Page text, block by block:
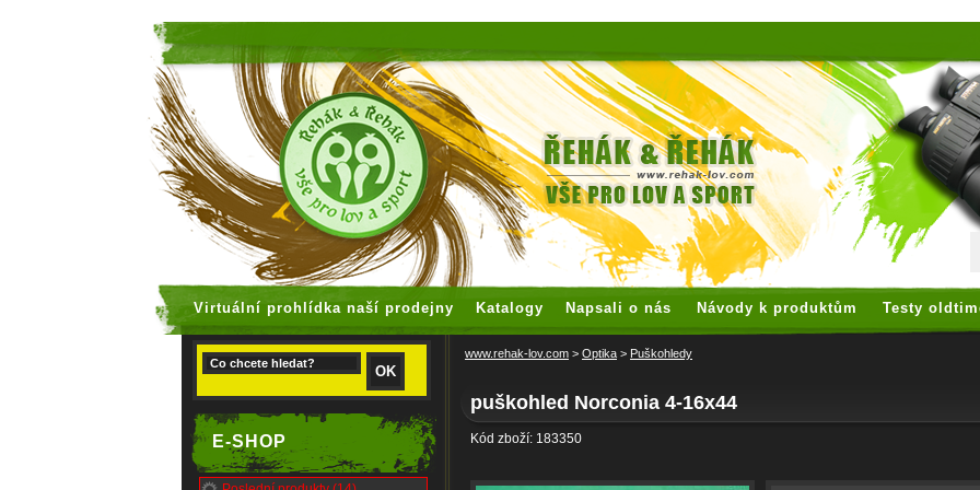
Virtuální prohlídka naší prodejny Katalogy Napsali o nás Návody k produktům Testy
E-SHOP
www.rehak-lov.com > Optika > Puškohledy
puškohled Norconia 4-16x44
Kód zboží: 183350